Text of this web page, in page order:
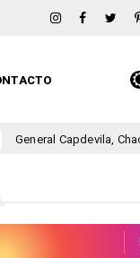
Capdevila, Chaco